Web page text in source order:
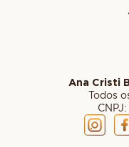
Ana Cristi
Todos